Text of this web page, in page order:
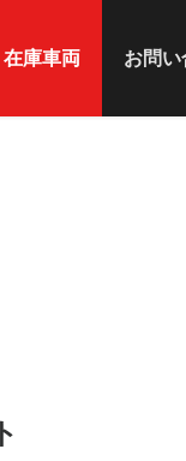
在庫車両 お問